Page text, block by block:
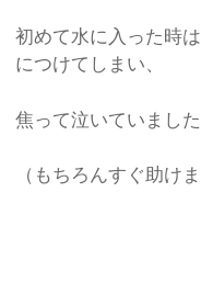
初めて水に入った時
につけてしまい、
焦って泣いていました
（もちろんすぐ助けま